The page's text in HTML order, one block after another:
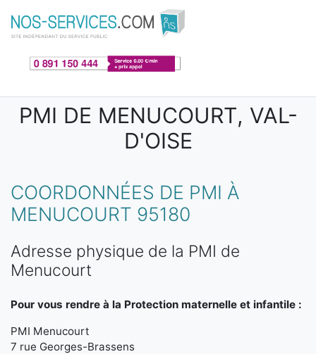
Aller au contenu principal
PMI DE MENUCOURT, VAL-
D'OISE
COORDONNÉES DE PMI À
MENUCOURT 95180
Adresse physique de la PMI de
Menucourt
Pour vous rendre à la Protection maternelle et infantile :
PMI Menucourt
7 rue Georges-Brassens